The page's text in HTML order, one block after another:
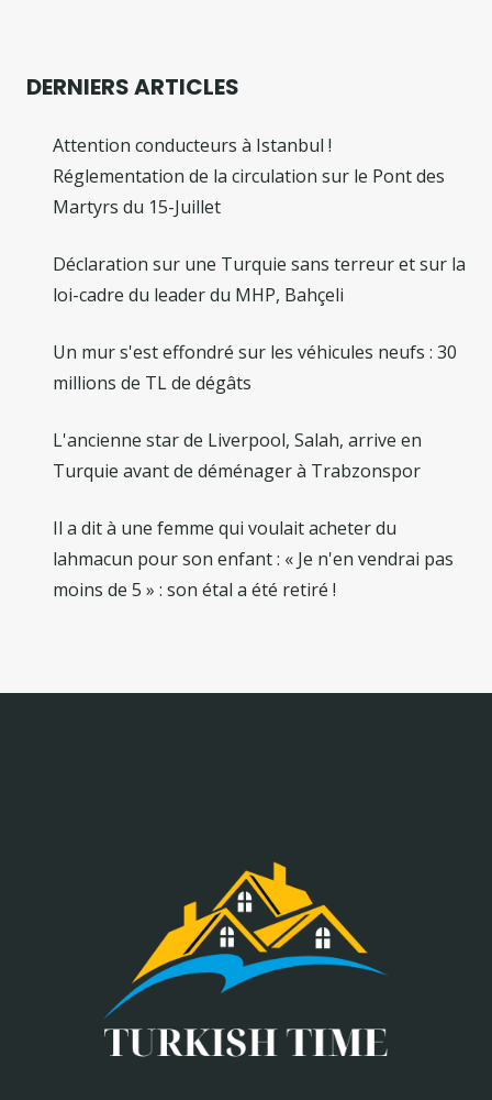
DERNIERS ARTICLES
Attention conducteurs à Istanbul !
Réglementation de la circulation sur le Pont des
Martyrs du 15-Juillet
Déclaration sur une Turquie sans terreur et sur la
loi-cadre du leader du MHP, Bahçeli
Un mur s'est effondré sur les véhicules neufs : 30
millions de TL de dégâts
L'ancienne star de Liverpool, Salah, arrive en
Turquie avant de déménager à Trabzonspor
Il a dit à une femme qui voulait acheter du
lahmacun pour son enfant : « Je n'en vendrai pas
moins de 5 » : son étal a été retiré !